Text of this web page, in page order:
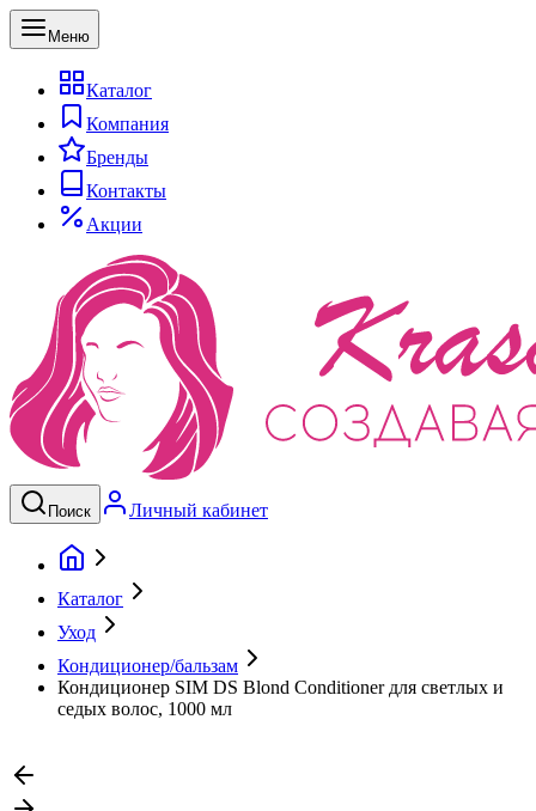
Меню
Каталог
Компания
Бренды
Контакты
Акции
Поиск Личный кабинет
Каталог
Уход
Кондиционер/бальзам
Кондиционер SIM DS Blond Conditioner для светлых и
седых волос, 1000 мл